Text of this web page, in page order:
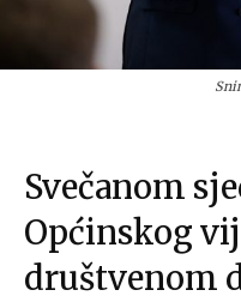
Svečanom
Općinskog
društvenom